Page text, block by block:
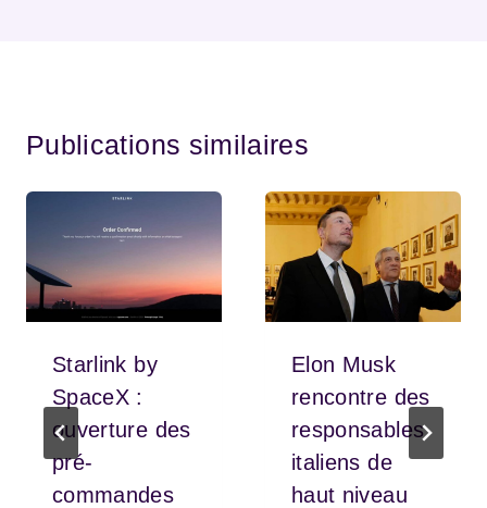
Publications similaires
Starlink by
SpaceX :
ouverture des
pré-
commandes
Elon Musk
rencontre des
responsables
italiens de
haut niveau